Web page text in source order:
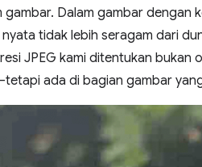
gambar. Dalam gambar dengan
tidak lebih seragam dari
JPEG kami ditentukan bukan
ada di bagian gambar